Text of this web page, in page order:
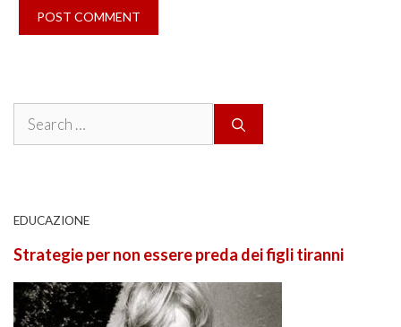
Search
EDUCAZIONE
Strategie per non essere preda dei figli tiranni